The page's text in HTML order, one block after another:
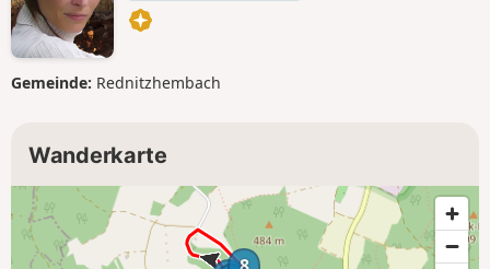
Gemeinde: Rednitzhembach
Wanderkarte